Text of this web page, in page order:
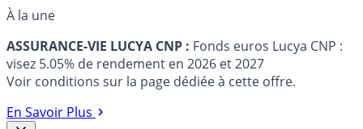
À la une
ASSURANCE-VIE LUCYA CNP : Fonds euros Lucya CNP :
visez 5.05% de rendement en 2026 et 2027
Voir conditions sur la page dédiée à cette offre.
En Savoir Plus